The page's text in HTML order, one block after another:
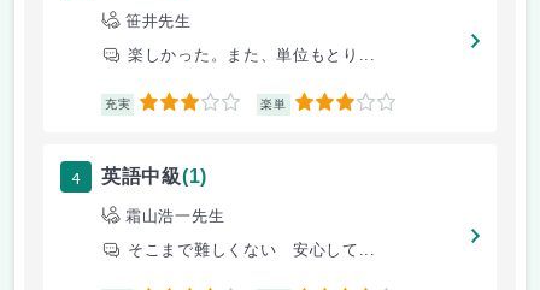
笹井先生
楽しかった。また、単位もとり...
充実 3 楽単 3
4 英語中級(1)
霜山浩一先生
そこまで難しくない 安心して...